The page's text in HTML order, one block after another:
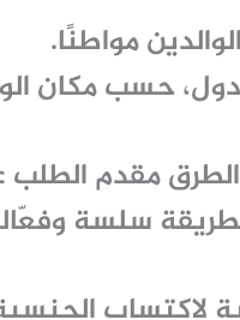
مواطنًا.
حسب مكان
مقدم الطلب
سلسة
لاكتساب